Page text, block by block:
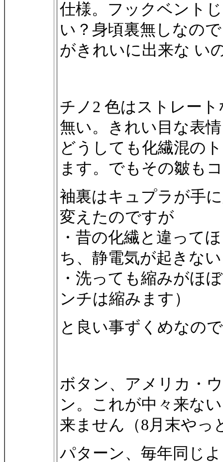
仕様。フックベント
い？身頃裏無しなの
がきれいに出来な い
チノ2 色はストレー
無い。きれい目な表
どうしても化繊混の
ます。でもその皺も
袖裏はキュプラが手
変えたのですが
・昔の化繊と違って
ち、静電気が起きな
・洗っても縮みがほ
ンチは縮みます）
と良い事ずくめなの
ボタン、アメリカ・
ン。これが中々来な
来ません（8月末やっ
パターン、毎年同じ